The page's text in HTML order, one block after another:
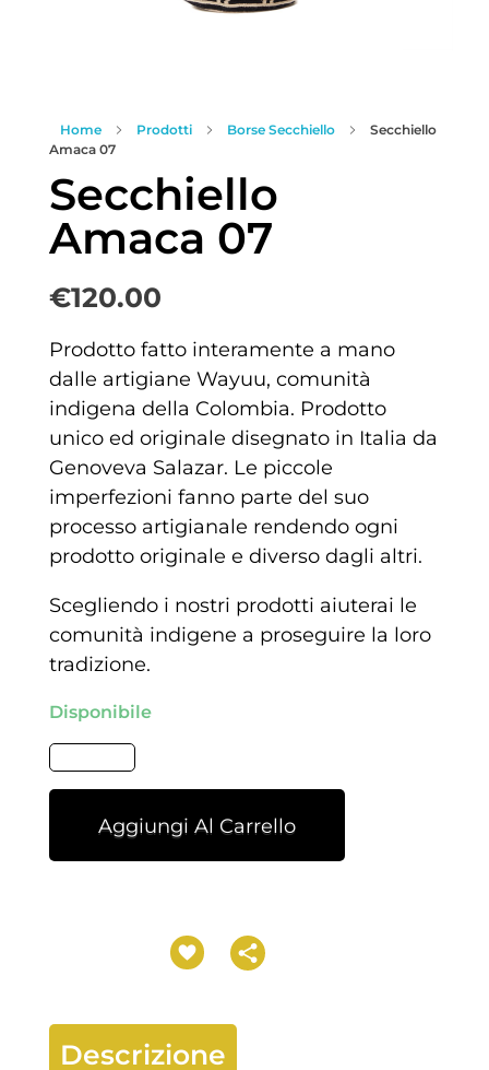
Home Prodotti Borse Secchiello
Secchiello
Amaca 07
Secchiello
Amaca 07
€120.00
Prodotto fatto interamente a mano
dalle artigiane Wayuu, comunità
indigena della Colombia. Prodotto
unico ed originale disegnato in Italia da
Genoveva Salazar. Le piccole
imperfezioni fanno parte del suo
processo artigianale rendendo ogni
prodotto originale e diverso dagli altri.
Scegliendo i nostri prodotti aiuterai le
comunità indigene a proseguire la loro
tradizione.
Disponibile
Aggiungi Al Carrello
Descrizione